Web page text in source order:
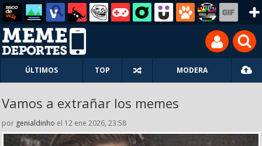
ÚLTIMOS TOP MODERA
Vamos a extrañar los memes
por genialdinho el 12 ene 2026, 23:58